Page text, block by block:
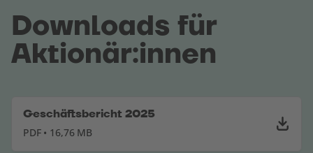
Downloads für
Aktionär:innen
Geschäftsbericht 2025
PDF • 16,76 MB